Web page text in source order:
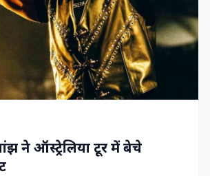
ने ऑस्ट्रेलिया टूर में बेचे